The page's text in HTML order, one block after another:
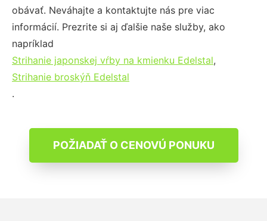
obávať. Neváhajte a kontaktujte nás pre viac
informácií. Prezrite si aj ďalšie naše služby, ako
napríklad
Strihanie japonskej vŕby na kmienku Edelstal,
Strihanie broskýň Edelstal
.
POŽIADAŤ O CENOVÚ PONUKU